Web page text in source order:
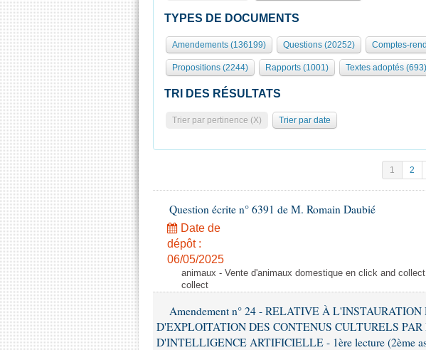
TYPES DE DOCUMENTS
Amendements (136199) Questions (20252) Comptes-
Propositions (2244) Rapports (1001) Textes adoptés (693)
TRI DES RÉSULTATS
Trier par pertinence (X) Trier par date
1 2
Question écrite n° 6391 de M. Romain Daubié
Date de
dépôt :
06/05/2025
animaux - Vente d'animaux domestique en click and
collect
Amendement n° 24 - RELATIVE À
D'EXPLOITATION DES CONTENUS CULTURELS PAR
D'INTELLIGENCE ARTIFICIELLE - 1ère lecture (2ème